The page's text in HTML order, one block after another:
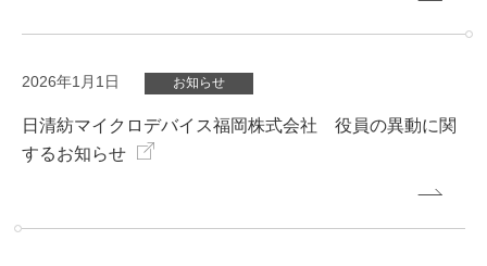
2026年1月1日 お知らせ
日清紡マイクロデバイス福岡株式会社 役員の異動に関
するお知らせ